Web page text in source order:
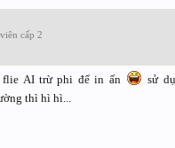
cấp 2
flie AI trừ phi để in ấn
sử
thì hì hì...